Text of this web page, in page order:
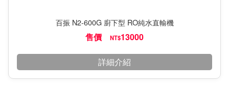
百振 N2-600G 廚下型 RO純水直輸機
售價 NT$13000
詳細介紹